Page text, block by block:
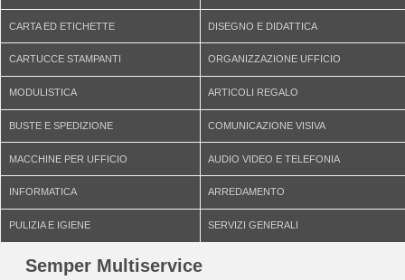
CARTA ED ETICHETTE DISEGNO E DIDATTICA
CARTUCCE STAMPANTI ORGANIZZAZIONE UFFICIO
MODULISTICA ARTICOLI REGALO
BUSTE E SPEDIZIONE COMUNICAZIONE VISIVA
MACCHINE PER UFFICIO AUDIO VIDEO E TELEFONIA
INFORMATICA ARREDAMENTO
PULIZIA E IGIENE SERVIZI GENERALI
Semper Multiservice